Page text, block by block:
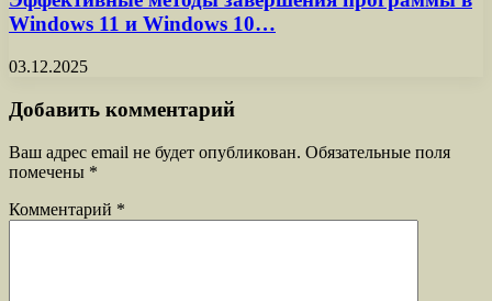
Windows 11 и Windows 10…
03.12.2025
Добавить комментарий
Ваш адрес email не будет опубликован. Обязательные поля
помечены *
Комментарий *